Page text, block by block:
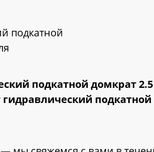
подкатной
подкатной домкрат
подкатной